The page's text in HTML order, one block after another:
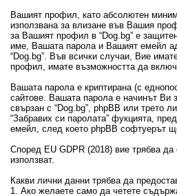
Вашият профил, като абсолютен
използвана за влизане във Вашия
за Вашият профил в “Dog.bg” е
име, Вашата парола и Вашият емейл
“Dog.bg”. Във всички случаи, Вие
профил, имате възможността да
Вашата парола е криптирана (с
сайтове. Вашата парола е начинът Ви
свързан с “Dog.bg”, phpBB или трето
“Забравих си паролата” фукцията,
емейл, след което phpBB софтуерът
Според EU GDPR (2018) вие трябва да
използват.
Какви лични данни трябва да
1. Ако желаете само да четете